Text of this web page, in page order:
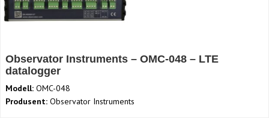
Observator Instruments – OMC-048 – LTE
datalogger
Modell: OMC-048
Produsent: Observator Instruments